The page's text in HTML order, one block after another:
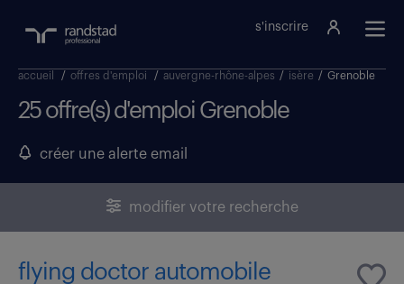
s'inscrire
accueil / offres d'emploi / auvergne-rhône-alpes / isère / Grenoble
25 offre(s) d'emploi Grenoble
créer une alerte email
modifier votre recherche
flying doctor automobile